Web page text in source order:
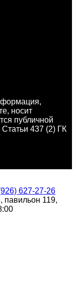
носит
публичной
437 (2) ГК
627-27-26
павильон 119,